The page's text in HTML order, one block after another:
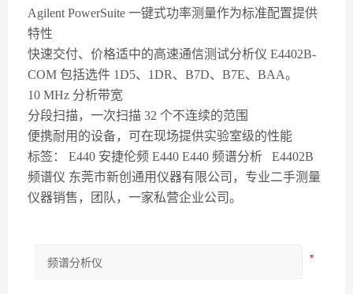
Agilent PowerSuite 一键式功率测量作为标准配置提供
特性
快速交付、价格适中的高速通信测试分析仪 E4402B-
COM 包括选件 1D5、1DR、B7D、B7E、BAA。
10 MHz 分析带宽
分段扫描，一次扫描 32 个不连续的范围
便携耐用的设备，可在现场提供实验室级的性能
标签： E440 安捷伦频 E440 E440 频谱分析 E4402B
频谱仪 东莞市新创通用仪器有限公司，专业二手测量
仪器销售，团队，一家私营企业公司。